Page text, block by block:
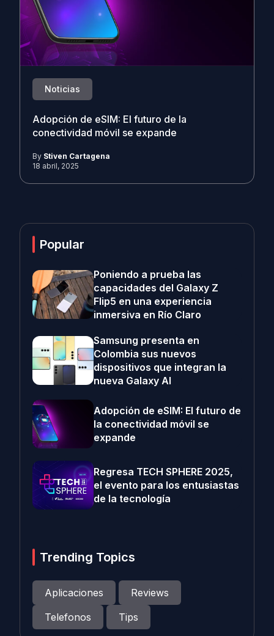
Noticias
Adopción de eSIM: El futuro de la
conectividad móvil se expande
By Stiven Cartagena
18 abril, 2025
Popular
Poniendo a prueba las
capacidades del Galaxy Z
Flip5 en una experiencia
inmersiva en Río Claro
Samsung presenta en
Colombia sus nuevos
dispositivos que integran la
nueva Galaxy AI
Adopción de eSIM: El futuro de
la conectividad móvil se
expande
Regresa TECH SPHERE 2025,
el evento para los entusiastas
de la tecnología
Trending Topics
Aplicaciones
Reviews
Telefonos
Tips